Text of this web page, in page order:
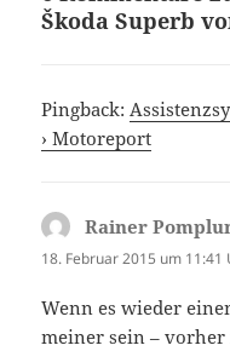
Škoda Superb
Pingback:
› Motoreport
Rainer
18. Februar 2015 um 11:41
Wenn es wieder
meiner sein –